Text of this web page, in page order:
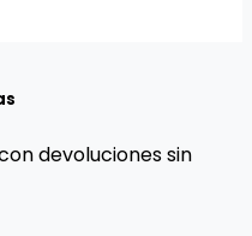
devoluciones sin